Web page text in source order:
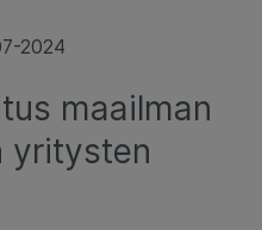
2024
maailman
yritysten